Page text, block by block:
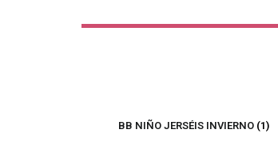
BB NIÑO JERSÉIS INVIERNO (1)